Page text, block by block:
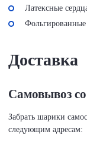
Латексные
Доставка
Самовывоз
Забрать шарики
следующим адресам: